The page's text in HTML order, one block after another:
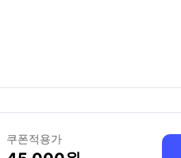
쿠폰적용가